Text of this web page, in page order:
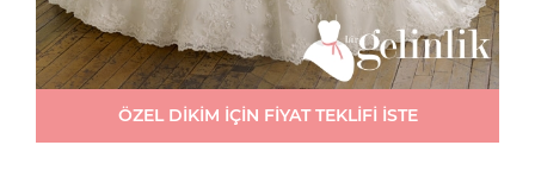
ÖZEL DİKİM İÇİN FİYAT TEKLİFİ İSTE